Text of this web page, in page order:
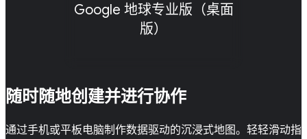
Google 地球专业版（桌面
版）
随时随地创建并进行协作
通过手机或平板电脑制作数据驱动的沉浸式地图。轻轻滑动指